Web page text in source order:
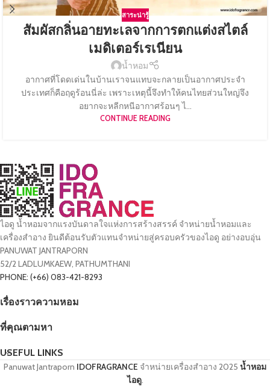
สาระน่ารู้
สัมผัสกลิ่นอายทะเลจากการตกแต่งสไตล์
เมดิเตอร์เรเนียน
น้ำหอม
อากาศที่โดดเด่นในบ้านเราจนแทบจะกลายเป็นอากาศประจำ
ประเทศก็คือฤดูร้อนนี่ล่ะ เพราะเหตุนี้จึงทำให้คนไทยส่วนใหญ่จึง
อยากจะหลีกหนีอากาศร้อนๆ ไ...
CONTINUE READING
ไอดู น้ำหอมจากแรงบันดาลใจแห่งการสร้างสรรค์ จำหน่ายน้ำหอมและ
เครื่องสำอาง ยินดีต้อนรับตัวแทนจำหน่ายสู่ครอบครัวของไอดู อย่างอบอุ่น
PANUWAT JANTRAPORN
52/2 LADLUMKAEW, PATHUMTHANI
PHONE: (+66) 083-421-8293
เรื่องราวความหอม
ที่คุณตามหา
USEFUL LINKS
Panuwat Jantraporn IDOFRAGRANCE จำหน่ายเครื่องสำอาง 2025 น้ำหอม
ไอดู.